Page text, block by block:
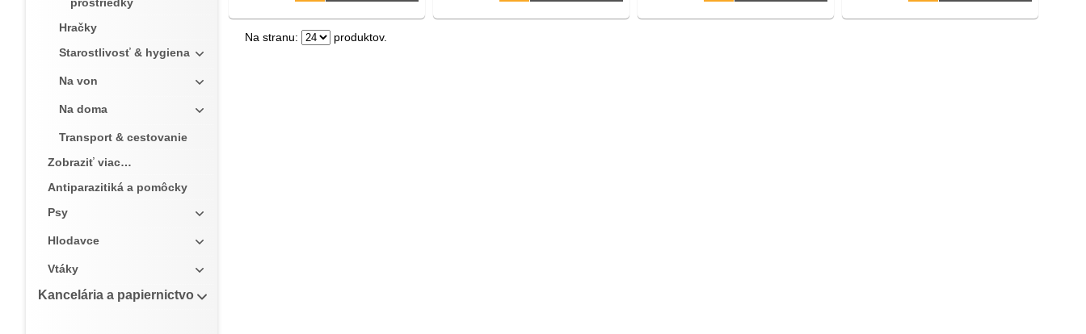
Hračky
Starostlivosť & hygiena
Na von
Na doma
Transport & cestovanie
Zobraziť viac…
Antiparazitiká a pomôcky
Psy
Hlodavce
Vtáky
Kancelária a papiernictvo
Na stranu: produktov.